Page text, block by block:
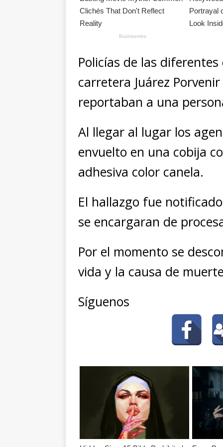
Policías de las
carretera Juárez
reportaban a una
Al llegar al lugar los
envuelto en una cobija
adhesiva color canela.
El hallazgo fue
se encargaran de
Por el momento se
vida y la causa de
Síguenos